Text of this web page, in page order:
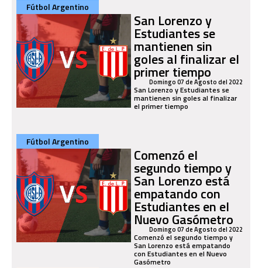
Fútbol Argentino
San Lorenzo y
Estudiantes se
mantienen sin
goles al finalizar el
primer tiempo
Domingo 07 de Agosto del 2022
San Lorenzo y Estudiantes se
mantienen sin goles al finalizar
el primer tiempo
Fútbol Argentino
Comenzó el
segundo tiempo y
San Lorenzo está
empatando con
Estudiantes en el
Nuevo Gasómetro
Domingo 07 de Agosto del 2022
Comenzó el segundo tiempo y
San Lorenzo está empatando
con Estudiantes en el Nuevo
Gasómetro